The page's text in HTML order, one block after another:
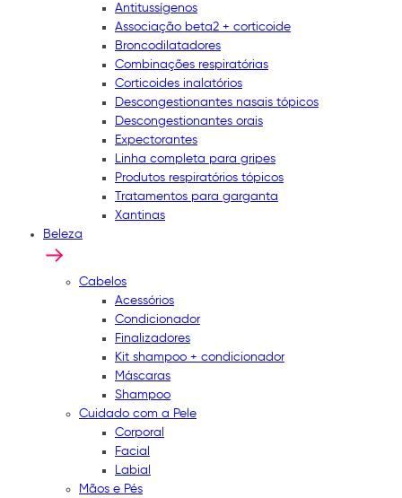
Antitussígenos
Associação beta2 + corticoide
Broncodilatadores
Combinações respiratórias
Corticoides inalatórios
Descongestionantes nasais tópicos
Descongestionantes orais
Expectorantes
Linha completa para gripes
Produtos respiratórios tópicos
Tratamentos para garganta
Xantinas
Beleza
Cabelos
Acessórios
Condicionador
Finalizadores
Kit shampoo + condicionador
Máscaras
Shampoo
Cuidado com a Pele
Corporal
Facial
Labial
Mãos e Pés